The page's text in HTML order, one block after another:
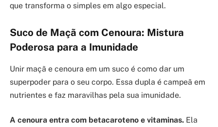
que transforma o simples em algo especial.
Suco de Maçã com Cenoura: Mistura
Poderosa para a Imunidade
Unir maçã e cenoura em um suco é como dar um
superpoder para o seu corpo. Essa dupla é campeã em
nutrientes e faz maravilhas pela sua imunidade.
A cenoura entra com betacaroteno e vitaminas. Ela